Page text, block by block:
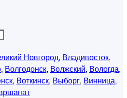
Новгород, Владивосток,
, Волгодонск, Волжский, Вологда,
, Воткинск, Выборг, Винница,